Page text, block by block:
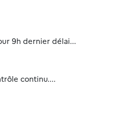
9h dernier délai...
continu....